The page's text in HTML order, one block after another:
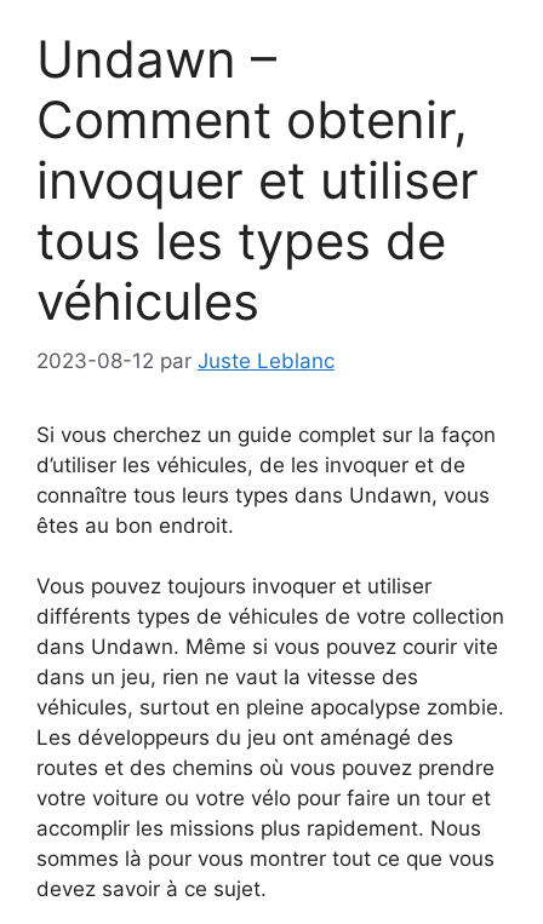
Undawn –
Comment obtenir,
invoquer et utiliser
tous les types de
véhicules
2023-08-12 par Juste Leblanc
Si vous cherchez un guide complet sur la façon
d’utiliser les véhicules, de les invoquer et de
connaître tous leurs types dans Undawn, vous
êtes au bon endroit.
Vous pouvez toujours invoquer et utiliser
différents types de véhicules de votre collection
dans Undawn. Même si vous pouvez courir vite
dans un jeu, rien ne vaut la vitesse des
véhicules, surtout en pleine apocalypse zombie.
Les développeurs du jeu ont aménagé des
routes et des chemins où vous pouvez prendre
votre voiture ou votre vélo pour faire un tour et
accomplir les missions plus rapidement. Nous
sommes là pour vous montrer tout ce que vous
devez savoir à ce sujet.